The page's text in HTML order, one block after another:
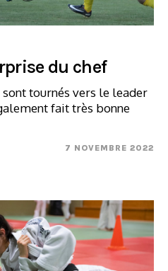
du chef
tournés vers le leader
fait très bonne
7 NOVEMBRE 2022